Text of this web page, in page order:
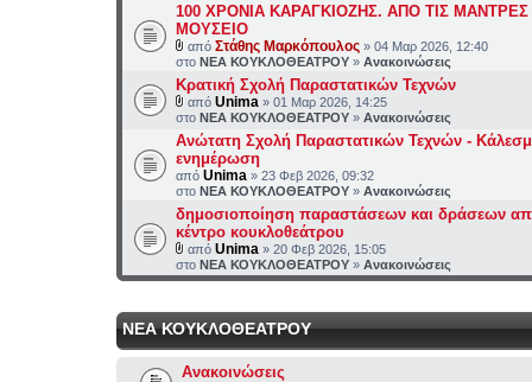
100 ΧΡΟΝΙΑ ΚΑΡΑΓΚΙΟΖΗΣ. ΑΠΟ ΤΙΣ
ΜΟΥΣΕΙΟ
από Στάθης Μαρκόπουλος » 04 Μαρ 2026, 12:40
στο ΝΕΑ ΚΟΥΚΛΟΘΕΑΤΡΟΥ » Ανακοινώσεις
Κρατική Σχολή Παραστατικών Τεχνών
από Unima » 01 Μαρ 2026, 14:25
στο ΝΕΑ ΚΟΥΚΛΟΘΕΑΤΡΟΥ » Ανακοινώσεις
Ανώτατη Σχολή Παραστατικών Τεχνών -
ενημέρωση
από Unima » 23 Φεβ 2026, 09:32
στο ΝΕΑ ΚΟΥΚΛΟΘΕΑΤΡΟΥ » Ανακοινώσεις
δημοσιοποίηση παραστάσεων και δράσεων
κέντρο κουκλοθεάτρου
από Unima » 20 Φεβ 2026, 15:05
στο ΝΕΑ ΚΟΥΚΛΟΘΕΑΤΡΟΥ » Ανακοινώσεις
ΝΕΑ ΚΟΥΚΛΟΘΕΑΤΡΟΥ
Ανακοινώσεις